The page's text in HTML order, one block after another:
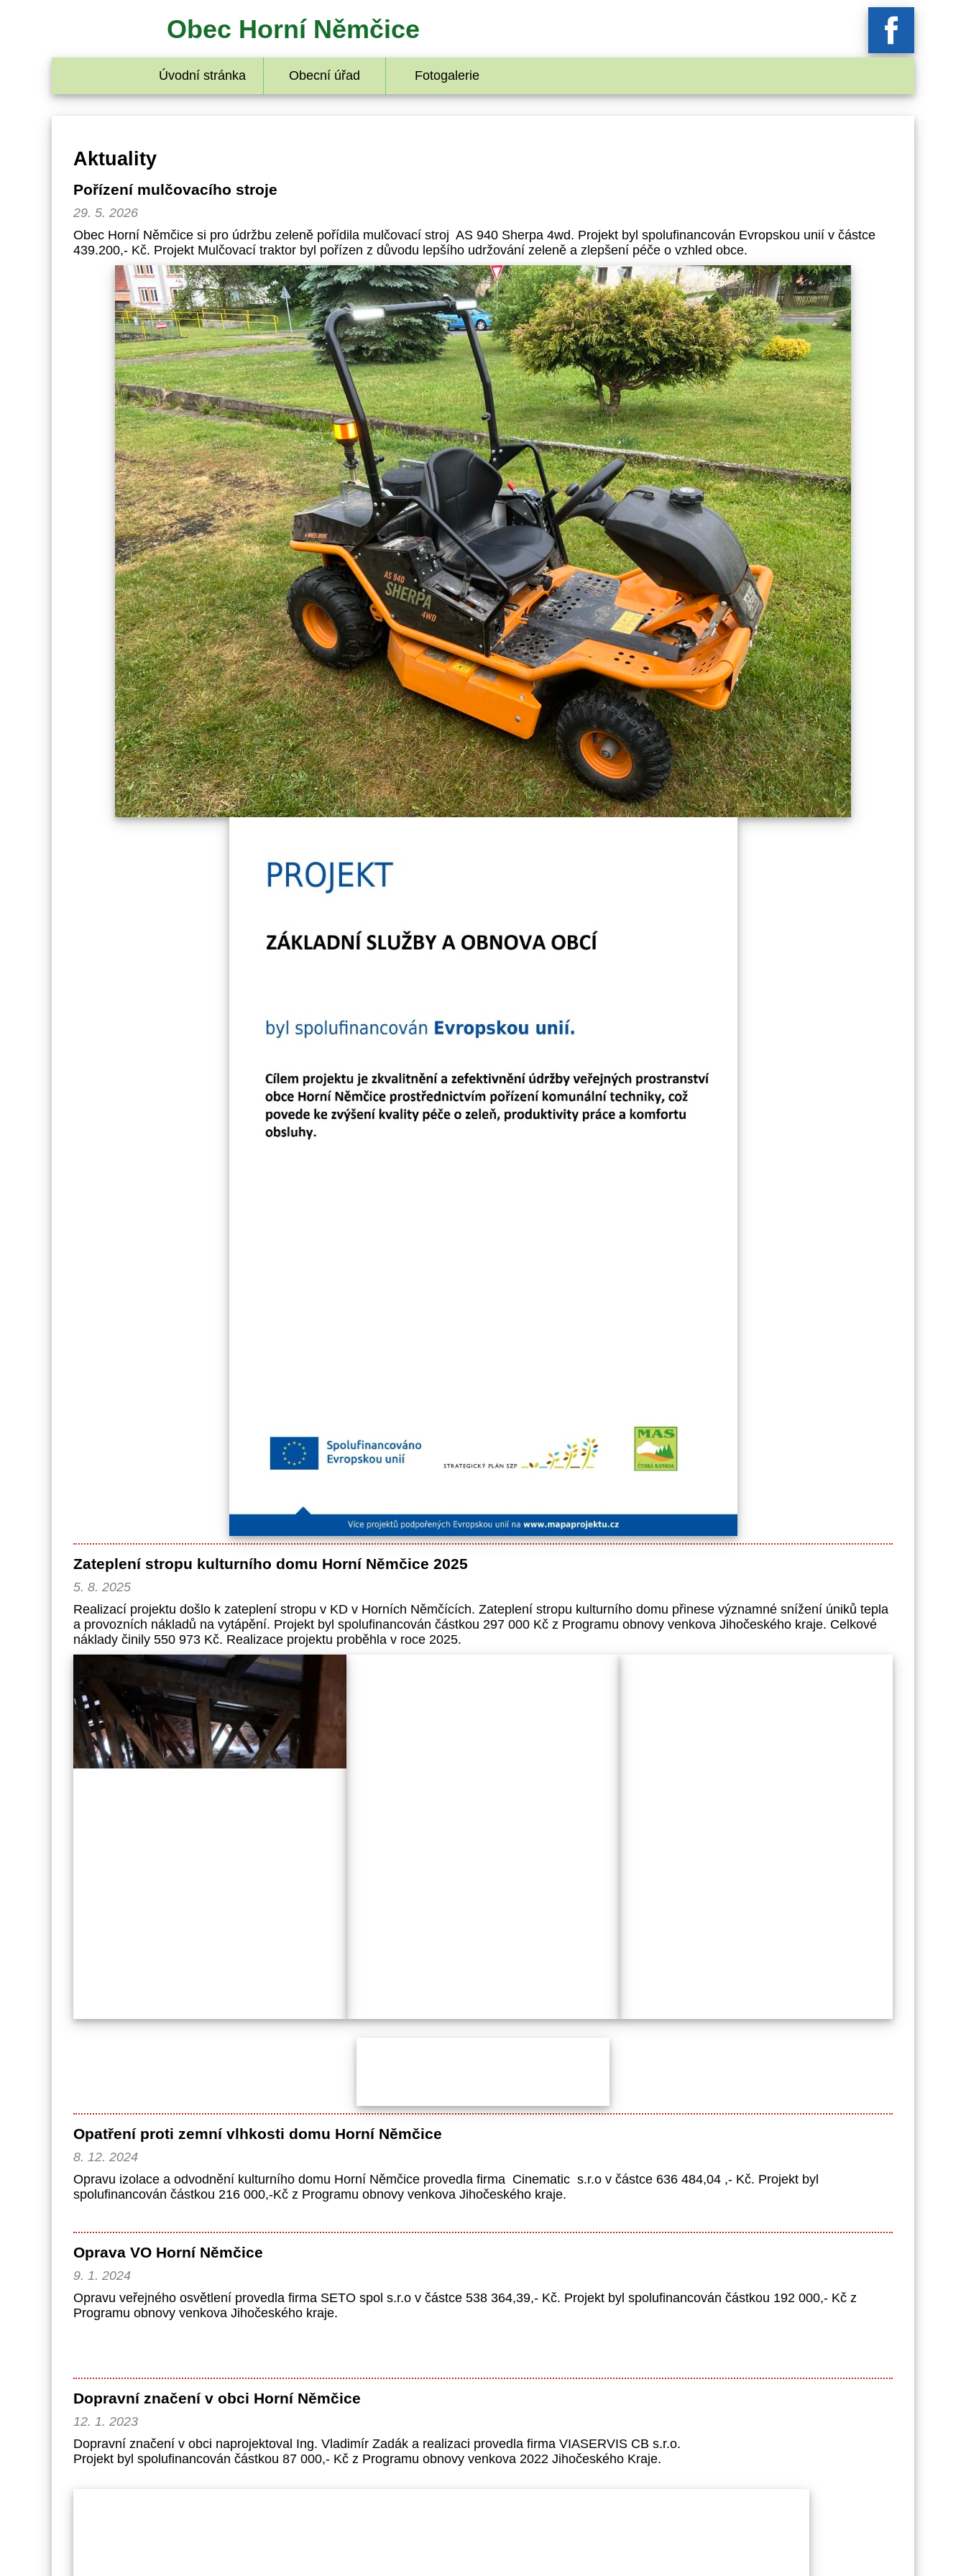
Obec Horní Němčice
Úvodní stránka Obecní úřad Fotogalerie
Aktuality
Pořízení mulčovacího stroje
29. 5. 2026
Obec Horní Němčice si pro údržbu zeleně pořídila mulčovací stroj AS 940 Sherpa 4wd. Projekt byl spolufinancován Evropskou unií v částce
439.200,- Kč. Projekt Mulčovací traktor byl pořízen z důvodu lepšího udržování zeleně a zlepšení péče o vzhled obce.
Zateplení stropu kulturního domu Horní Němčice 2025
5. 8. 2025
Realizací projektu došlo k zateplení stropu v KD v Horních Němčících. Zateplení stropu kulturního domu přinese významné snížení úniků tepla
a provozních nákladů na vytápění. Projekt byl spolufinancován částkou 297 000 Kč z Programu obnovy venkova Jihočeského kraje. Celkové
náklady činily 550 973 Kč. Realizace projektu proběhla v roce 2025.
Opatření proti zemní vlhkosti domu Horní Němčice
8. 12. 2024
Opravu izolace a odvodnění kulturního domu Horní Němčice provedla firma Cinematic s.r.o v částce 636 484,04 ,- Kč. Projekt byl
spolufinancován částkou 216 000,-Kč z Programu obnovy venkova Jihočeského kraje.
Oprava VO Horní Němčice
9. 1. 2024
Opravu veřejného osvětlení provedla firma SETO spol s.r.o v částce 538 364,39,- Kč. Projekt byl spolufinancován částkou 192 000,- Kč z
Programu obnovy venkova Jihočeského kraje.
Dopravní značení v obci Horní Němčice
12. 1. 2023
Dopravní značení v obci naprojektoval Ing. Vladimír Zadák a realizaci provedla firma VIASERVIS CB s.r.o.
Projekt byl spolufinancován částkou 87 000,- Kč z Programu obnovy venkova 2022 Jihočeského Kraje.